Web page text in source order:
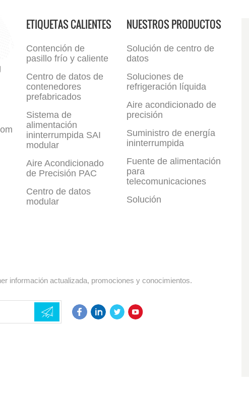
ETIQUETAS CALIENTES
Contención de
pasillo frío y caliente
Centro de datos de
contenedores
prefabricados
Sistema de
alimentación
ininterrumpida SAI
modular
Aire Acondicionado
de Precisión PAC
Centro de datos
modular
NUESTROS PRODUCTOS
Solución de centro de
datos
Soluciones de
refrigeración líquida
Aire acondicionado de
precisión
Suministro de energía
ininterrumpida
Fuente de alimentación
para
telecomunicaciones
Solución
información actualizada, promociones y conocimientos.